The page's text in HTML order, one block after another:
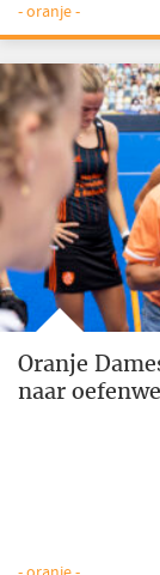
- oranje -
Oranje
naar